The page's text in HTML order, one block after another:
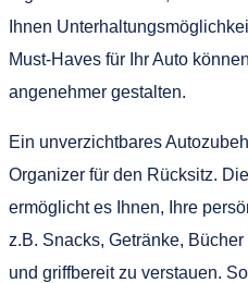
Ihnen
Must-Haves für Ihr Auto
angenehmer gestalten.
Ein unverzichtbares
Organizer für den Rücksitz.
ermöglicht es Ihnen, Ihre
z.B. Snacks, Getränke,
und griffbereit zu verstauen.